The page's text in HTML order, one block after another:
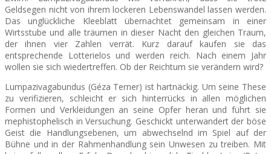
Geldsegen nicht von ihrem lockeren Lebenswandel lassen werden.
Das unglückliche Kleeblatt übernachtet gemeinsam in einer
Wirtsstube und alle träumen in dieser Nacht den gleichen Traum,
der ihnen vier Zahlen verrät. Kurz darauf kaufen sie das
entsprechende Lotterielos und werden reich. Nach einem Jahr
wollen sie sich wiedertreffen. Ob der Reichtum sie verändern wird?
Lumpazivagabundus (Géza Terner) ist hartnäckig. Um seine These
zu verifizieren, schleicht er sich hinterrücks in allen möglichen
Formen und Verkleidungen an seine Opfer heran und führt sie
mephistophelisch in Versuchung. Geschickt unterwandert der böse
Geist die Handlungsebenen, um abwechselnd im Spiel auf der
Bühne und in der Rahmenhandlung sein Unwesen zu treiben. Mit